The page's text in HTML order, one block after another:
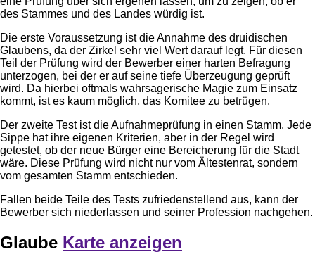
des Stammes und des Landes würdig ist.
Die erste Voraussetzung ist die Annahme des druidischen
Glaubens, da der Zirkel sehr viel Wert darauf legt. Für diesen
Teil der Prüfung wird der Bewerber einer harten Befragung
unterzogen, bei der er auf seine tiefe Überzeugung geprüft
wird. Da hierbei oftmals wahrsagerische Magie zum Einsatz
kommt, ist es kaum möglich, das Komitee zu betrügen.
Der zweite Test ist die Aufnahmeprüfung in einen Stamm. Jede
Sippe hat ihre eigenen Kriterien, aber in der Regel wird
getestet, ob der neue Bürger eine Bereicherung für die Stadt
wäre. Diese Prüfung wird nicht nur vom Ältestenrat, sondern
vom gesamten Stamm entschieden.
Fallen beide Teile des Tests zufriedenstellend aus, kann der
Bewerber sich niederlassen und seiner Profession nachgehen.
Glaube Karte anzeigen